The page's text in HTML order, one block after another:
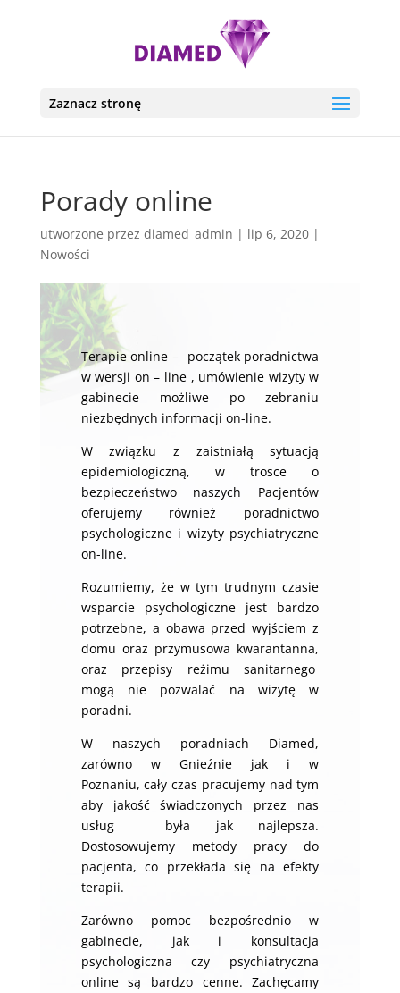
Zaznacz stronę
Porady online
utworzone przez diamed_admin | lip 6, 2020|
Nowości
Terapie online – początek poradnictwa
w wersji on – line , umówienie wizyty w
gabinecie możliwe po zebraniu
niezbędnych informacji on-line.
W związku z zaistniałą sytuacją
epidemiologiczną, w trosce o
bezpieczeństwo naszych Pacjentów
oferujemy również poradnictwo
psychologiczne i wizyty psychiatryczne
on-line.
Rozumiemy, że w tym trudnym czasie
wsparcie psychologiczne jest bardzo
potrzebne, a obawa przed wyjściem z
domu oraz przymusowa kwarantanna,
oraz przepisy reżimu sanitarnego
mogą nie pozwalać na wizytę w
poradni.
W naszych poradniach Diamed,
zarówno w Gnieźnie jak i w
Poznaniu, cały czas pracujemy nad tym
aby jakość świadczonych przez nas
usług była jak najlepsza.
Dostosowujemy metody pracy do
pacjenta, co przekłada się na efekty
terapii.
Zarówno pomoc bezpośrednio w
gabinecie, jak i konsultacja
psychologiczna czy psychiatryczna
online są bardzo cenne. Zachęcamy